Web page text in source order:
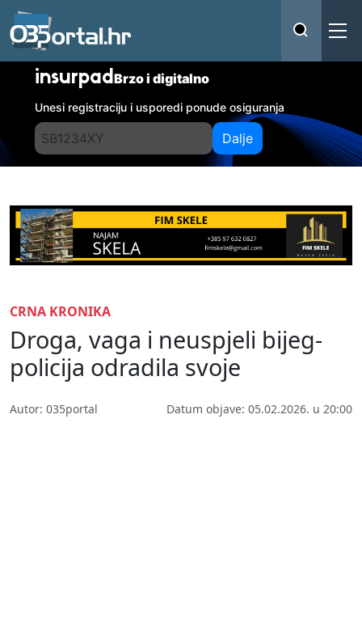
insurpadBrzo i digitalno
Unesi registraciju i usporedi ponude osiguranja
Dalje
CRNA KRONIKA
Droga, vaga i neuspjeli bijeg-
policija odradila svoje
Autor: 035portal Datum objave: 05.02.2026. u 20:00